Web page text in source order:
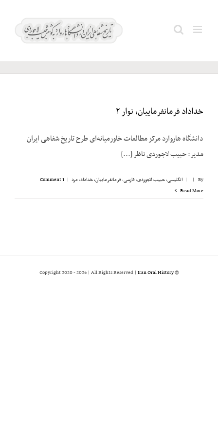
Erhard;
خداداد فرمانفرماییان، نوار ۲
دانشگاه هاروارد مرکز مطالعات خاورمیانه‌ای طرح تاریخ شفاهی ایران
مدیر: حبیب لاجوردی ناظر [...]
By
|
| انگلیسی,حبیب لاجوردی,فارسی,فرمانفرماییان، خداداد,مرد |
1 Comment
Read More
© Copyright 2020 -
2026 | All Rights Reserved | Iran Oral History